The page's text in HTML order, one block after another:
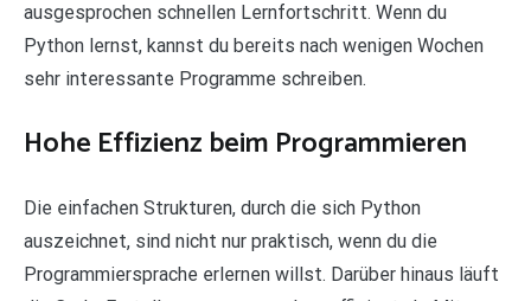
ausgesprochen schnellen Lernfortschritt. Wenn du
Python lernst, kannst du bereits nach wenigen Wochen
sehr interessante Programme schreiben.
Hohe Effizienz beim Programmieren
Die einfachen Strukturen, durch die sich Python
auszeichnet, sind nicht nur praktisch, wenn du die
Programmiersprache erlernen willst. Darüber hinaus läuft